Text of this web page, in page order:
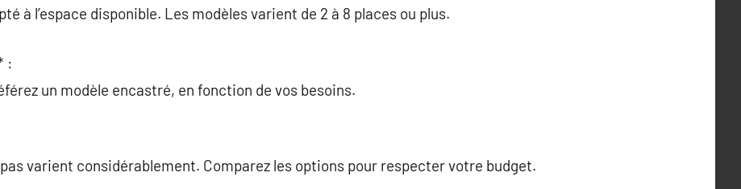
à l’espace disponible. Les modèles varient de 2 à 8 places ou plus.
:
un modèle encastré, en fonction de vos besoins.
varient considérablement. Comparez les options pour respecter votre budget.